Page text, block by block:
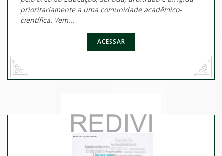
prioritariamente a uma comunidade acadêmico-
científica. Vem...
ACESSAR